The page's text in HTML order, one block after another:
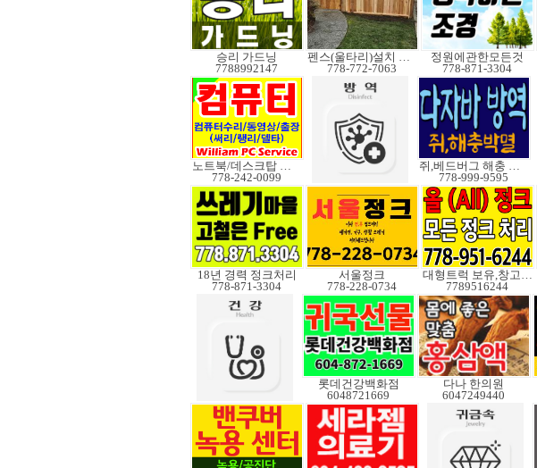
승리 가드닝
7788992147
펜스(울타리)설치 수리
778-772-7063
정원에관한모든것
778-871-3304
노트북/데스크탑 수리
778-242-0099
쥐,베드버그 해충 박멸
778-999-9595
18년 경력 정크처리
778-871-3304
서울정크
778-228-0734
대형트럭 보유,창고보관
7789516244
롯데건강백화점
6048721669
다나 한의원
6047249440